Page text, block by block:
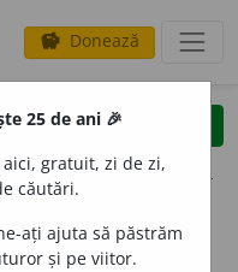
savings Donează
clear
opțiuni
25 de ani 🎉
gratuit, zi de zi,
căutări.
ați ajuta să păstrăm
și pe viitor.